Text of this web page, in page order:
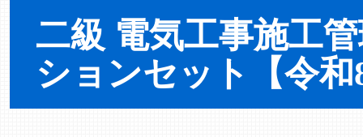
二級 電気工事施工
ションセット【令